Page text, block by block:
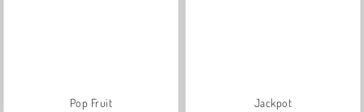
Pop Fruit Jackpot